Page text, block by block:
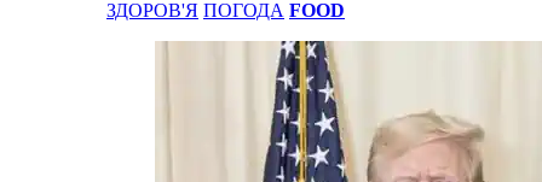
ЗДОРОВ'Я ПОГОДА FOOD